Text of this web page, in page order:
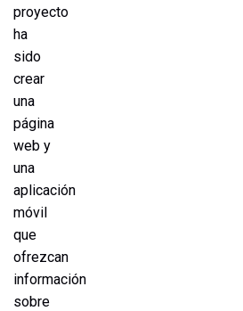
proyecto
ha
sido
crear
una
página
web y
una
aplicación
móvil
que
ofrezcan
información
sobre